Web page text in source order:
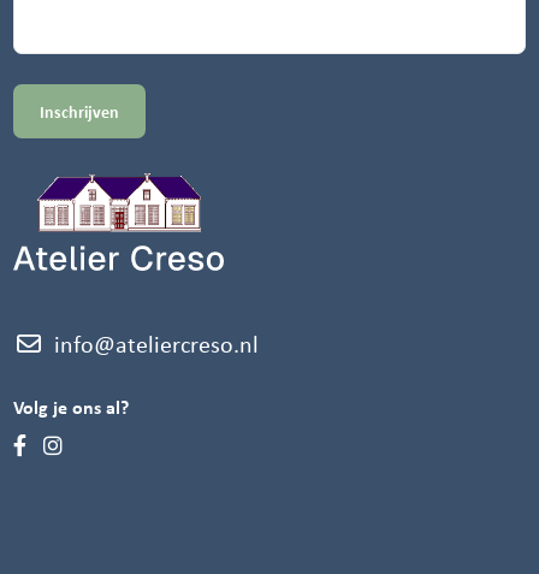
info@ateliercreso.nl
Volg je ons al?